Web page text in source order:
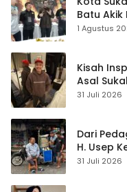
Batu Akik
1 Agustus
Kisah
Asal
Streaming
31 Juli 2026
Dari
H. Usep
Cisaat
31 Juli 2026